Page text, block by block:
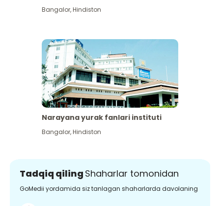
Bangalor,Hindiston
Narayana yurak fanlari instituti
Bangalor,Hindiston
Tadqiq qiling Shaharlar tomonidan
GoMedii yordamida siz tanlagan shaharlarda davolaning